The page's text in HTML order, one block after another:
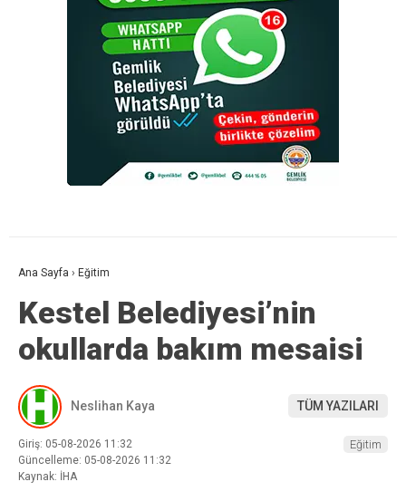
Ana Sayfa › Eğitim
Kestel Belediyesi’nin
okullarda bakım mesaisi
Neslihan Kaya TÜM YAZILARI
Giriş: 05-08-2026 11:32
Güncelleme: 05-08-2026 11:32
Kaynak: İHA
Eğitim